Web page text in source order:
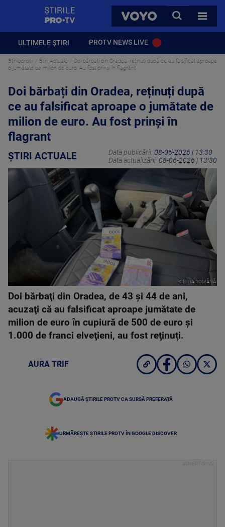
VOYO
CAUTA
TOATE
ULTIMELE ȘTIRI PROTV NEWS LIVE
Stirileprotv Știri Actuale
Doi bărbați din Oradea, reținuți după ce au falsificat aproape
o jumătate de milion de euro. Au fost prinși în flagrant
Doi bărbați din Oradea, reținuți după
ce au falsificat aproape o jumătate de
milion de euro. Au fost prinși în
flagrant
ȘTIRI ACTUALE Data publicării: 08-06-2026 | 13:30
Data actualizării: 08-06-2026 | 13:30
POLIȚIA ROMÂNĂ
Doi bărbaţi din Oradea, de 43 şi 44 de ani,
acuzaţi că au falsificat aproape jumătate de
milion de euro în cupiură de 500 de euro şi
1.000 de franci elveţieni, au fost reţinuţi.
AURA TRIF
ADAUGĂ ȘTIRILE PROTV CA SURSĂ PREFERATĂ
URMĂREȘTE ȘTIRILE PROTV ÎN GOOGLE DISCOVER